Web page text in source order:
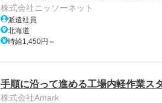
株式会社ニッソーネット
派遣社員
北海道
時給1,450円～
手順に沿って進める工場内軽作業ス
株式会社Amark